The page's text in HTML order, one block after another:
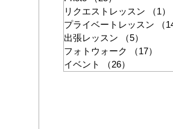
リクエストレッスン
（1）
プライベートレッスン
（
出張レッスン
（5）
フォトウォーク
（17）
イベント
（26）